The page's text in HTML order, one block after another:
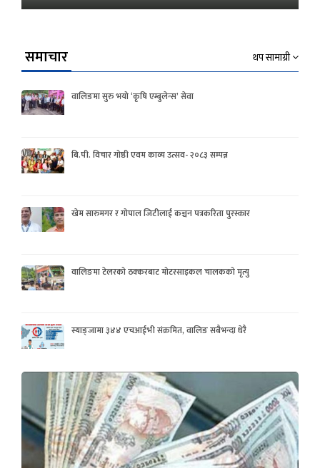
समाचार थप सामाग्री
वालिङमा सुरु भयो ‘कृषि एम्बुलेन्स’ सेवा
बि.पी. विचार गोष्ठी एवम काव्य उत्सव- २०८३ सम्पन्न
खेम सारुमगर र गोपाल जिटीलाई कञ्चन पत्रकरिता पुरस्कार
वालिङमा टेलरको ठक्करबाट मोटरसाइकल चालकको मृत्यु
स्याङ्जामा ३४४ एचआईभी संक्रमित, वालिङ सबैभन्दा धेरै